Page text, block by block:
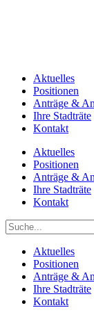
Aktuelles
Positionen
Anträge &
Ihre Stadträte
Kontakt
Aktuelles
Positionen
Anträge &
Ihre Stadträte
Kontakt
Aktuelles
Positionen
Anträge &
Ihre Stadträte
Kontakt